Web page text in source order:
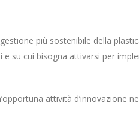
più sostenibile della
e su cui bisogna attivarsi per
attività d’innovazione